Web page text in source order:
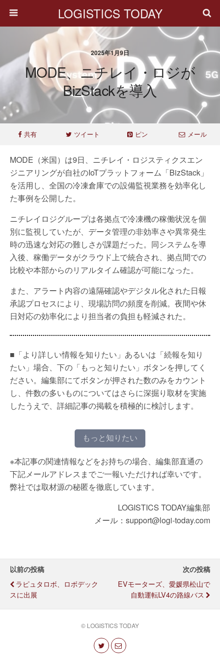
LOGISTICS TODAY
2025年1月9日
MODE、ニチレイ・ロジが
BizStackを導入
共有 ツイート ピン メール
MODE（米国）は9日、ニチレイ・ロジスティクスエン
ジニアリングが自社のIoTプラットフォーム「BizStack」
を活用し、全国の冷凍倉庫での設備監視業務を効率化し
た事例を公開した。
ニチレイロジグループは各拠点で冷凍機の稼働状況を個
別に監視していたが、データ管理の非効率さや異常発生
時の迅速な対応の難しさが課題だった。同システムを導
入後、稼働データがクラウド上で統合され、拠点間での
比較や本部からのリアルタイム確認が可能になった。
また、アラート内容の遠隔確認やデジタル化された日報
承認プロセスにより、現場訪問の頻度を削減。夜間や休
日対応の効率化により担当者の負担も軽減された。
■「より詳しい情報を知りたい」あるいは「続報を知り
たい」場合、下の「もっと知りたい」ボタンを押してく
ださい。編集部にてボタンが押された数のみをカウント
し、件数の多いものについてはさらに深掘り取材を実施
したうえで、詳細記事の掲載を積極的に検討します。
もっと知りたい
※本記事の関連情報などをお持ちの場合、編集部直通の
下記メールアドレスまでご一報いただければ幸いです。
弊社では取材源の秘匿を徹底しています。
LOGISTICS TODAY編集部
メール：support@logi-today.com
以前の投稿
ラピュタロボ、ロボデック
スに出展
次の投稿
EVモーターズ、愛媛県松山で
自動運転LV4の路線バス
© LOGISTICS TODAY